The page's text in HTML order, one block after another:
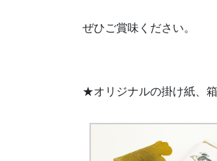
ぜひご賞味ください。
★オリジナルの掛け紙、